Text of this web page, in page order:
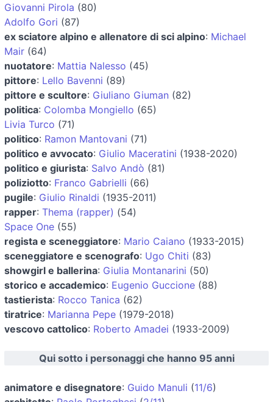
Giovanni Pirola (80)
Adolfo Gori (87)
ex sciatore alpino e allenatore di sci alpino: Michael
Mair (64)
nuotatore: Mattia Nalesso (45)
pittore: Lello Bavenni (89)
pittore e scultore: Giuliano Giuman (82)
politica: Colomba Mongiello (65)
Livia Turco (71)
politico: Ramon Mantovani (71)
politico e avvocato: Giulio Maceratini (1938-2020)
politico e giurista: Salvo Andò (81)
poliziotto: Franco Gabrielli (66)
pugile: Giulio Rinaldi (1935-2011)
rapper: Thema (rapper) (54)
Space One (55)
regista e sceneggiatore: Mario Caiano (1933-2015)
sceneggiatore e scenografo: Ugo Chiti (83)
showgirl e ballerina: Giulia Montanarini (50)
storico e accademico: Eugenio Guccione (88)
tastierista: Rocco Tanica (62)
tiratrice: Marianna Pepe (1979-2018)
vescovo cattolico: Roberto Amadei (1933-2009)
Qui sotto i personaggi che hanno 95 anni
animatore e disegnatore: Guido Manuli (11/6)